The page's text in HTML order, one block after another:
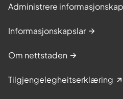
Administrere
Informasjonskapslar
Om nettstaden
Tilgjengelegheitserklæring